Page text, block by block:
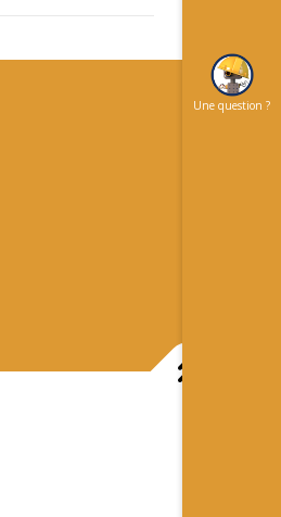
Une question ?